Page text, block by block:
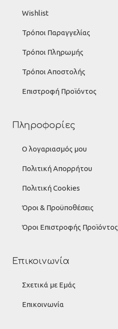
Wishlist
Τρόποι Παραγγελίας
Τρόποι Πληρωμής
Τρόποι Αποστολής
Επιστροφή Προϊόντος
Πληροφορίες
Ο λογαριασμός μου
Πολιτική Απορρήτου
Πολιτική Cookies
Όροι & Προϋποθέσεις
Όροι Επιστροφής Προϊόντος
Επικοινωνία
Σχετικά με Εμάς
Επικοινωνία